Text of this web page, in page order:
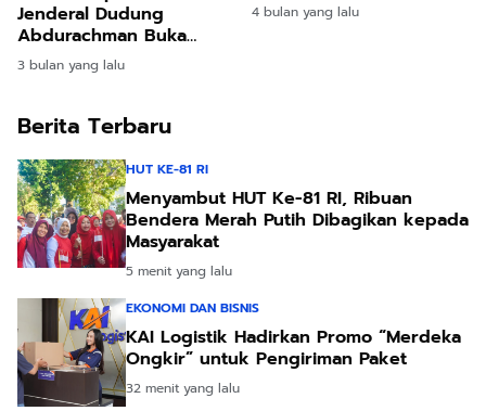
Jenderal Dudung
Abdurachman Buka
Aduan 24 Jam Kawal
Program Prabowo
3 bulan yang lalu
4 bulan yang lalu
Berita Terbaru
HUT KE-81 RI
Menyambut HUT Ke-81 RI, Ribuan
Bendera Merah Putih Dibagikan kepada
Masyarakat
5 menit yang lalu
EKONOMI DAN BISNIS
KAI Logistik Hadirkan Promo “Merdeka
Ongkir” untuk Pengiriman Paket
32 menit yang lalu